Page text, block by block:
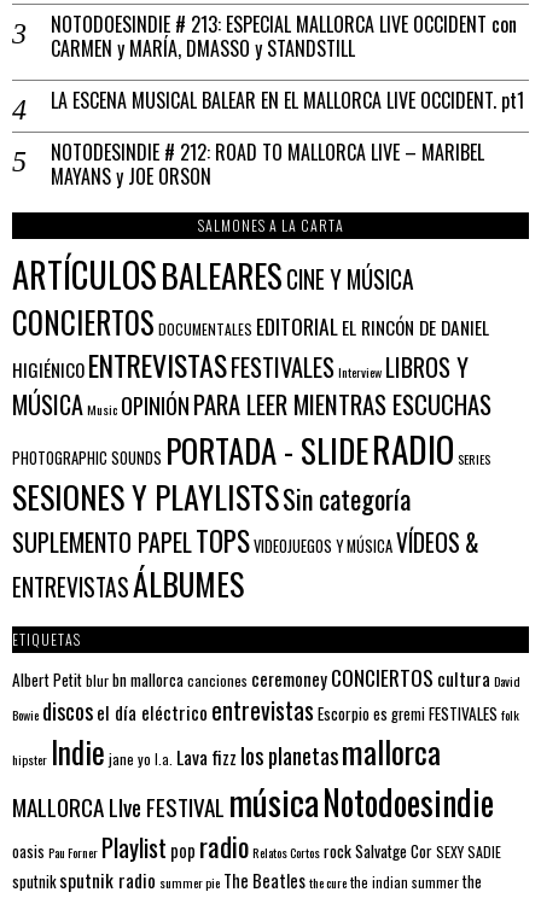
NOTODOESINDIE # 213: ESPECIAL MALLORCA LIVE OCCIDENT con
CARMEN y MARÍA, DMASSO y STANDSTILL
LA ESCENA MUSICAL BALEAR EN EL MALLORCA LIVE OCCIDENT. pt1
NOTODESINDIE # 212: ROAD TO MALLORCA LIVE – MARIBEL
MAYANS y JOE ORSON
SALMONES A LA CARTA
ARTÍCULOSBALEARESCINE Y MÚSICA
CONCIERTOS DOCUMENTALES EDITORIALEL RINCÓN DE DANIEL
HIGIÉNICOENTREVISTASFESTIVALESInterview LIBROS Y
MÚSICAMusic OPINIÓNPARA LEER MIENTRAS ESCUCHAS
PHOTOGRAPHIC SOUNDS PORTADA - SLIDERADIO SERIES
SESIONES Y PLAYLISTSSin categoría
SUPLEMENTO PAPELTOPSVIDEOJUEGOS Y MÚSICAVÍDEOS &
ENTREVISTASÁLBUMES
ETIQUETAS
Albert Petitblurbn mallorcacanciones ceremoneyCONCIERTOS cultura David
Bowie discosel día eléctrico entrevistas Escorpioes gremiFESTIVALES folk
hipster Indie jane yo l.a. Lava fizz los planetasmallorca
MALLORCA LIve FESTIVAL músicaNotodoesindie
oasis Pau Forner Playlist pop radioRelatos CortosrockSalvatge CorSEXY SADIE
sputnik sputnik radio summer pie The Beatlesthe curethe indian summerthe